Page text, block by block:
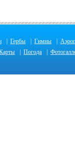
Гербы Гимны
Погода